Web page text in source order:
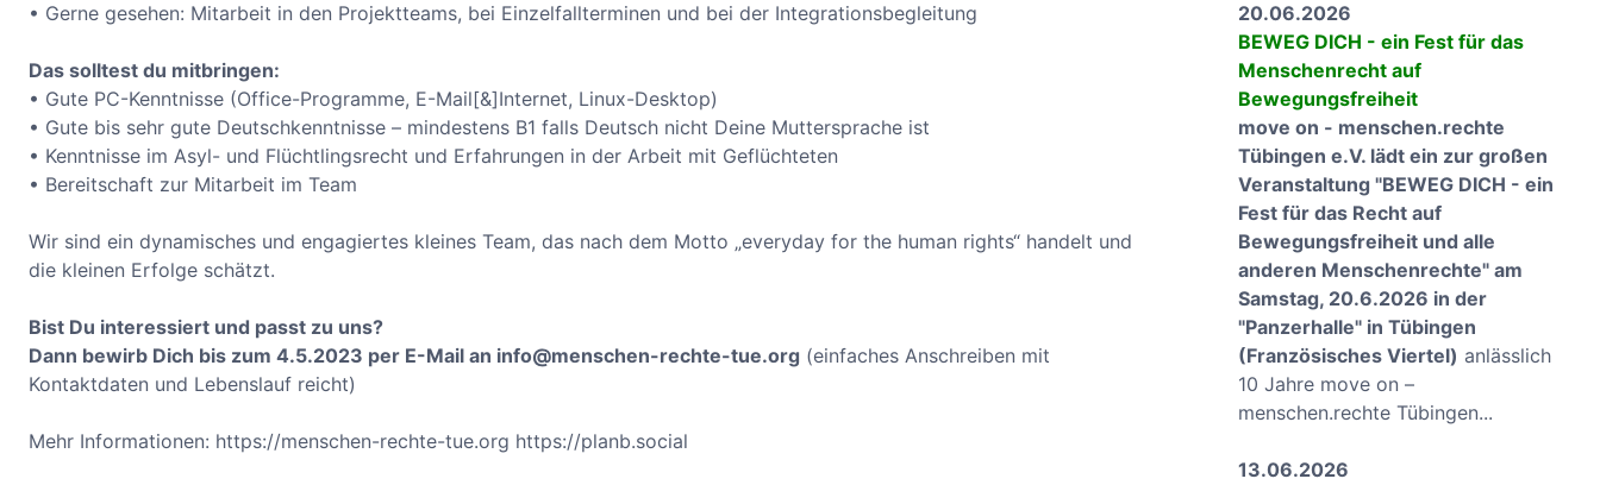
• Gerne gesehen: Mitarbeit in den Projektteams, bei Einzelfallterminen und bei der Integrationsbegleitung
Das solltest du mitbringen:
• Gute PC-Kenntnisse (Office-Programme, E-Mail[&]Internet, Linux-Desktop)
• Gute bis sehr gute Deutschkenntnisse – mindestens B1 falls Deutsch nicht Deine Muttersprache ist
• Kenntnisse im Asyl- und Flüchtlingsrecht und Erfahrungen in der Arbeit mit Geflüchteten
• Bereitschaft zur Mitarbeit im Team
Wir sind ein dynamisches und engagiertes kleines Team, das nach dem Motto „everyday for the human rights“ handelt und
die kleinen Erfolge schätzt.
Bist Du interessiert und passt zu uns?
Dann bewirb Dich bis zum 4.5.2023 per E-Mail an info@menschen-rechte-tue.org (einfaches Anschreiben mit
Kontaktdaten und Lebenslauf reicht)
Mehr Informationen: https://menschen-rechte-tue.org https://planb.social
20.06.2026
BEWEG DICH - ein Fest für das
Menschenrecht auf
Bewegungsfreiheit
move on - menschen.rechte
Tübingen e.V. lädt ein zur großen
Veranstaltung "BEWEG DICH - ein
Fest für das Recht auf
Bewegungsfreiheit und alle
anderen Menschenrechte" am
Samstag, 20.6.2026 in der
"Panzerhalle" in Tübingen
(Französisches Viertel) anlässlich
10 Jahre move on –
menschen.rechte Tübingen...
13.06.2026